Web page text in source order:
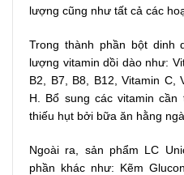
lượng cũng như tất cả các
Trong thành phần bột dinh
lượng vitamin dồi dào như:
B2, B7, B8, B12, Vitamin C,
H. Bổ sung các vitamin
thiếu hụt bởi bữa ăn hằng
Ngoài ra, sản phẩm LC
phần khác như: Kẽm